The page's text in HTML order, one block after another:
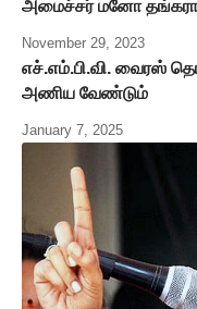
அமைச்சர் மனோ
November 29, 2023
எச்.எம்.பி.வி. வைரஸ்
அணிய வேண்டும்
January 7, 2025